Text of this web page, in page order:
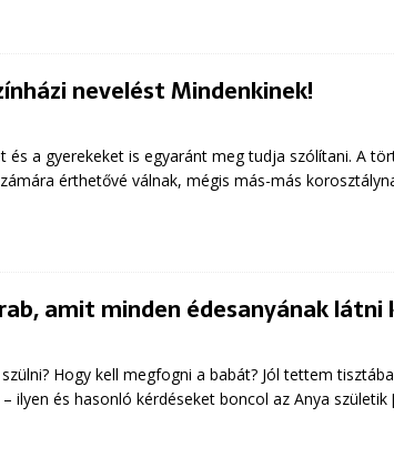
nevelést Mindenkinek!
és a gyerekeket is egyaránt meg tudja szólítani. A
érthetővé válnak, mégis más-más
amit minden édesanyának látni
Hogy kell megfogni a babát? Jól tettem
ilyen és hasonló kérdéseket boncol az Anya születik